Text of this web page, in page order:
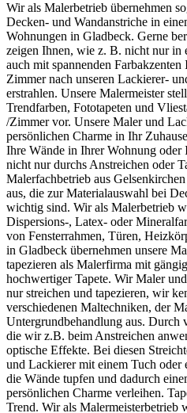
Wir als Malerbetrieb übernehmen
Decken- und Wandanstriche in
Wohnungen in Gladbeck. Gerne
zeigen Ihnen, wie z. B. nicht nur in
auch mit spannenden
Zimmer nach unseren Lackierer-
erstrahlen. Unsere Malermeister
Trendfarben, Fototapeten und
/Zimmer vor. Unsere Maler und
persönlichen Charme in Ihr
Ihre Wände in Ihrer Wohnung oder
nicht nur durchs Anstreichen oder
Malerfachbetrieb aus
aus, die zur Materialauswahl bei
wichtig sind. Wir als Malerbetrieb
Dispersions-, Latex- oder
von Fensterrahmen, Türen,
in Gladbeck übernehmen unsere
tapezieren als Malerfirma mit
hochwertiger Tapete. Wir Maler
nur streichen und tapezieren, wir
verschiedenen Maltechniken, der
Untergrundbehandlung aus. Durch
die wir z.B. beim Anstreichen
optische Effekte. Bei diesen
und Lackierer mit einem Tuch oder
die Wände tupfen und dadurch
persönlichen Charme verleihen.
Trend. Wir als Malermeisterbetrieb